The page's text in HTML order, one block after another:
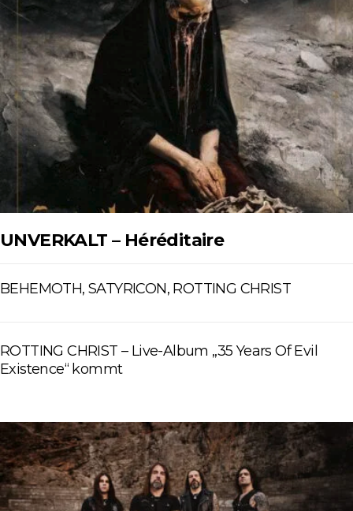
UNVERKALT – Héréditaire
BEHEMOTH, SATYRICON, ROTTING CHRIST
ROTTING CHRIST – Live-Album „35 Years Of Evil
Existence“ kommt